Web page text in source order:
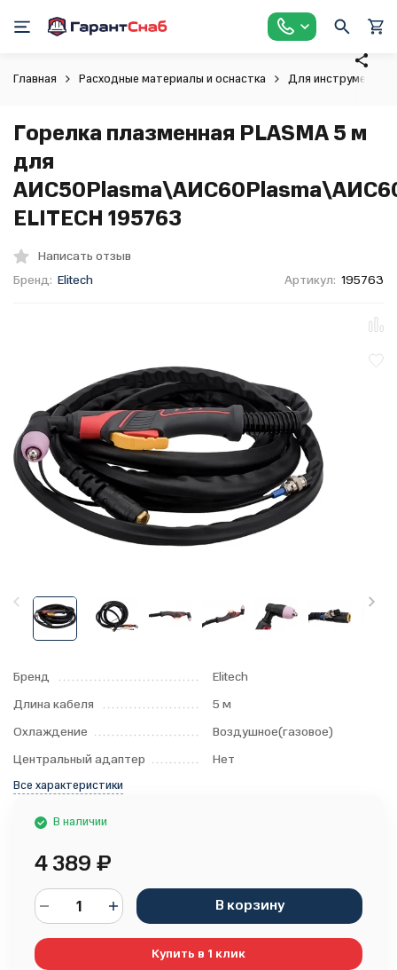
Главная Расходные материалы и оснастка Для инструмента
Горелка плазменная PLASMA 5 м
для
ELITECH 195763
Написать отзыв
Бренд: Elitech Артикул: 195763
Бренд
Elitech
Длина кабеля
5 м
Охлаждение
Воздушное(газовое)
Центральный адаптер
Нет
Все характеристики
В наличии
4 389 ₽
В корзину
Купить в 1 клик